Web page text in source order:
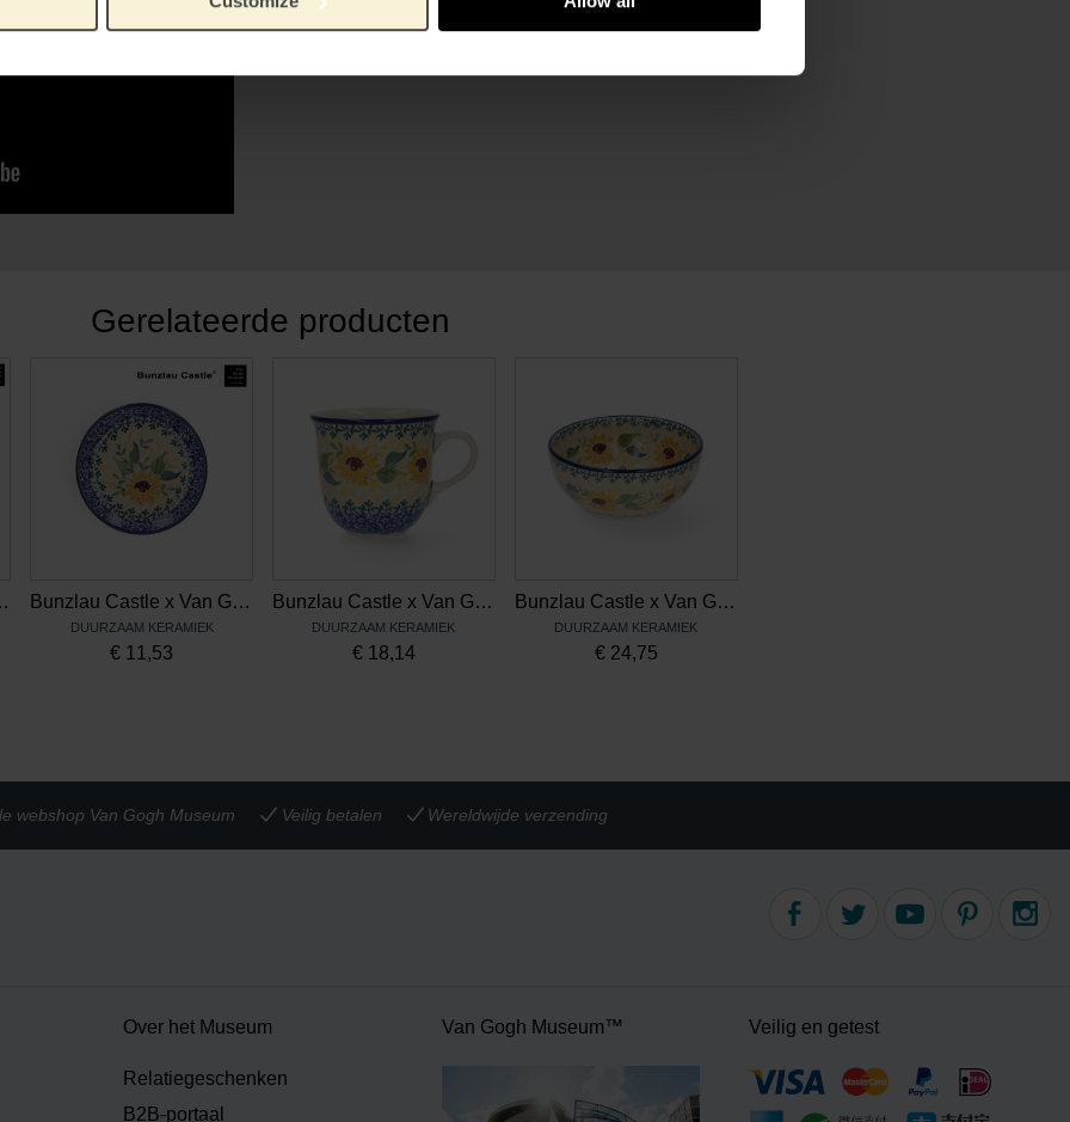
Gerelateerde producten
Zonnebloemen Bunzlau Castle x Van Gogh Museum Theetip Zonnebloemen
DUURZAAM KERAMIEK
€ 11,53
Bunzlau Castle x Van Gogh Museum Mok Tulip 200 ml Zonnebloemen
DUURZAAM KERAMIEK
€ 18,14
Bunzlau Castle x Van Gogh Museum Rijstkom 300 ml Zonnebloemen
DUURZAAM KERAMIEK
€ 24,75
webshop Van Gogh Museum Veilig betalen Wereldwijde verzending
Over het Museum
Relatiegeschenken
B2B-portaal
Van Gogh Museum™ Veilig en getest